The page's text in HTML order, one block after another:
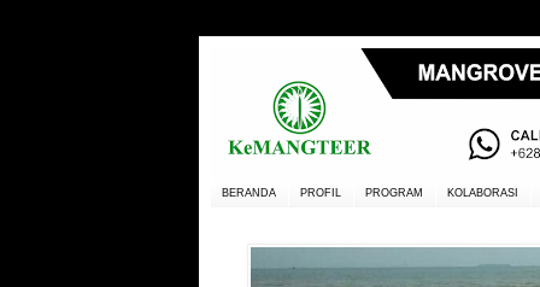
BERANDA PROFIL PROGRAM KOLABORASI